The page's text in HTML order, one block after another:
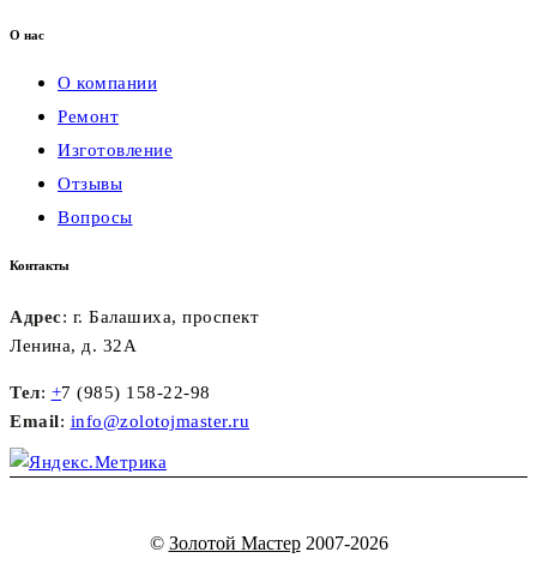
О нас
О компании
Ремонт
Изготовление
Отзывы
Вопросы
Контакты
Адрес: г. Балашиха, проспект
Ленина, д. 32А
Тел: +7 (985) 158-22-98
Email: info@zolotojmaster.ru
© Золотой Мастер2007-2026